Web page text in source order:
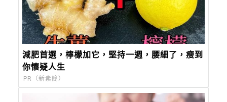
減肥首選，檸檬加它，堅持一週，腰細了，瘦到
你懷疑人生
PR（新素簡）